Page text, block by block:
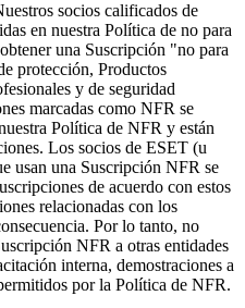
socios calificados de
en nuestra Política de no para
una Suscripción "no para
protección, Productos
y de seguridad
marcadas como NFR se
Política de NFR y están
Los socios de ESET (u
usan una Suscripción NFR se
de acuerdo con estos
relacionadas con los
Por lo tanto, no
NFR a otras entidades
interna, demostraciones a
por la Política de NFR.